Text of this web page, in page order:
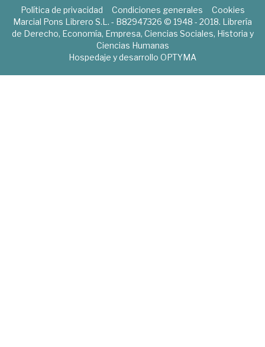
Política de privacidad Condiciones generales
Cookies
Marcial Pons Librero S.L. - B82947326 © 1948 - 2018. Librería
de Derecho, Economía, Empresa, Ciencias Sociales, Historia y
Ciencias Humanas
Hospedaje y desarrollo OPTYMA